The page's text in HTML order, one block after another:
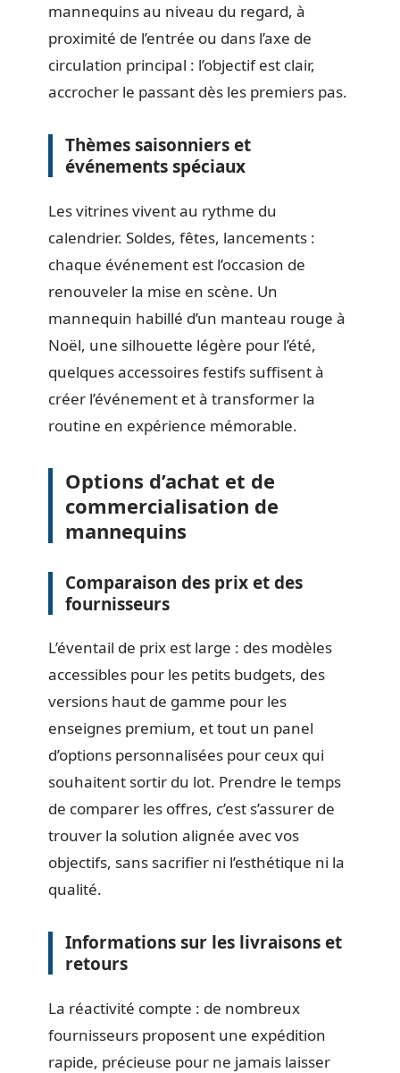
mannequins au niveau du regard, à
proximité de l’entrée ou dans l’axe de
circulation principal : l’objectif est clair,
accrocher le passant dès les premiers pas.
Thèmes saisonniers et
événements spéciaux
Les vitrines vivent au rythme du
calendrier. Soldes, fêtes, lancements :
chaque événement est l’occasion de
renouveler la mise en scène. Un
mannequin habillé d’un manteau rouge à
Noël, une silhouette légère pour l’été,
quelques accessoires festifs suffisent à
créer l’événement et à transformer la
routine en expérience mémorable.
Options d’achat et de
commercialisation de
mannequins
Comparaison des prix et des
fournisseurs
L’éventail de prix est large : des modèles
accessibles pour les petits budgets, des
versions haut de gamme pour les
enseignes premium, et tout un panel
d’options personnalisées pour ceux qui
souhaitent sortir du lot. Prendre le temps
de comparer les offres, c’est s’assurer de
trouver la solution alignée avec vos
objectifs, sans sacrifier ni l’esthétique ni la
qualité.
Informations sur les livraisons et
retours
La réactivité compte : de nombreux
fournisseurs proposent une expédition
rapide, précieuse pour ne jamais laisser